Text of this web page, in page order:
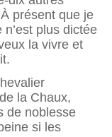
présent que je
plus dictée
la vivre et
la Chaux,
de noblesse
si les